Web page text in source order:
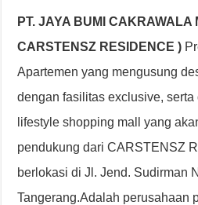
PT. JAYA BUMI
CARSTENSZ RESIDENCE )
Apartemen yang mengusung
dengan fasilitas exclusive,
lifestyle shopping mall yang
pendukung dari CARSTENSZ
berlokasi di Jl. Jend. Sudirman
Tangerang.Adalah perusahaan